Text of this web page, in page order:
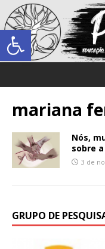
Abrir a
mariana
Nós,
sobre
3 de
GRUPO DE